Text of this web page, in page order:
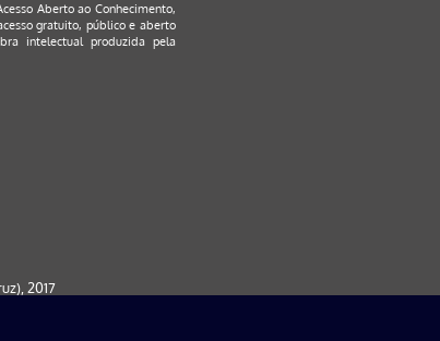
Aberto ao Conhecimento,
gratuito, público e aberto
intelectual produzida pela
2017
versão 9) | FireFox ( a